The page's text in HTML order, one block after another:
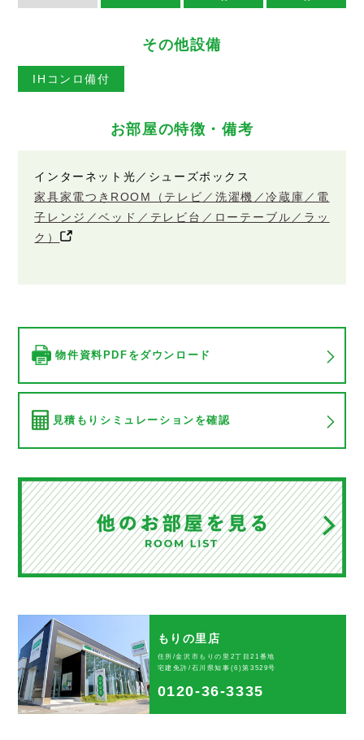
その他設備
IHコンロ備付
お部屋の特徴・備考
インターネット光／シューズボックス
家具家電つきROOM（テレビ／洗濯機／冷蔵庫／電
子レンジ／ベッド／テレビ台／ローテーブル／ラッ
ク）
物件資料PDFをダウンロード
見積もりシミュレーションを確認
もりの里店
住所/金沢市もりの里2丁目21番地
宅建免許/石川県知事(6)第3529号
0120-36-3335